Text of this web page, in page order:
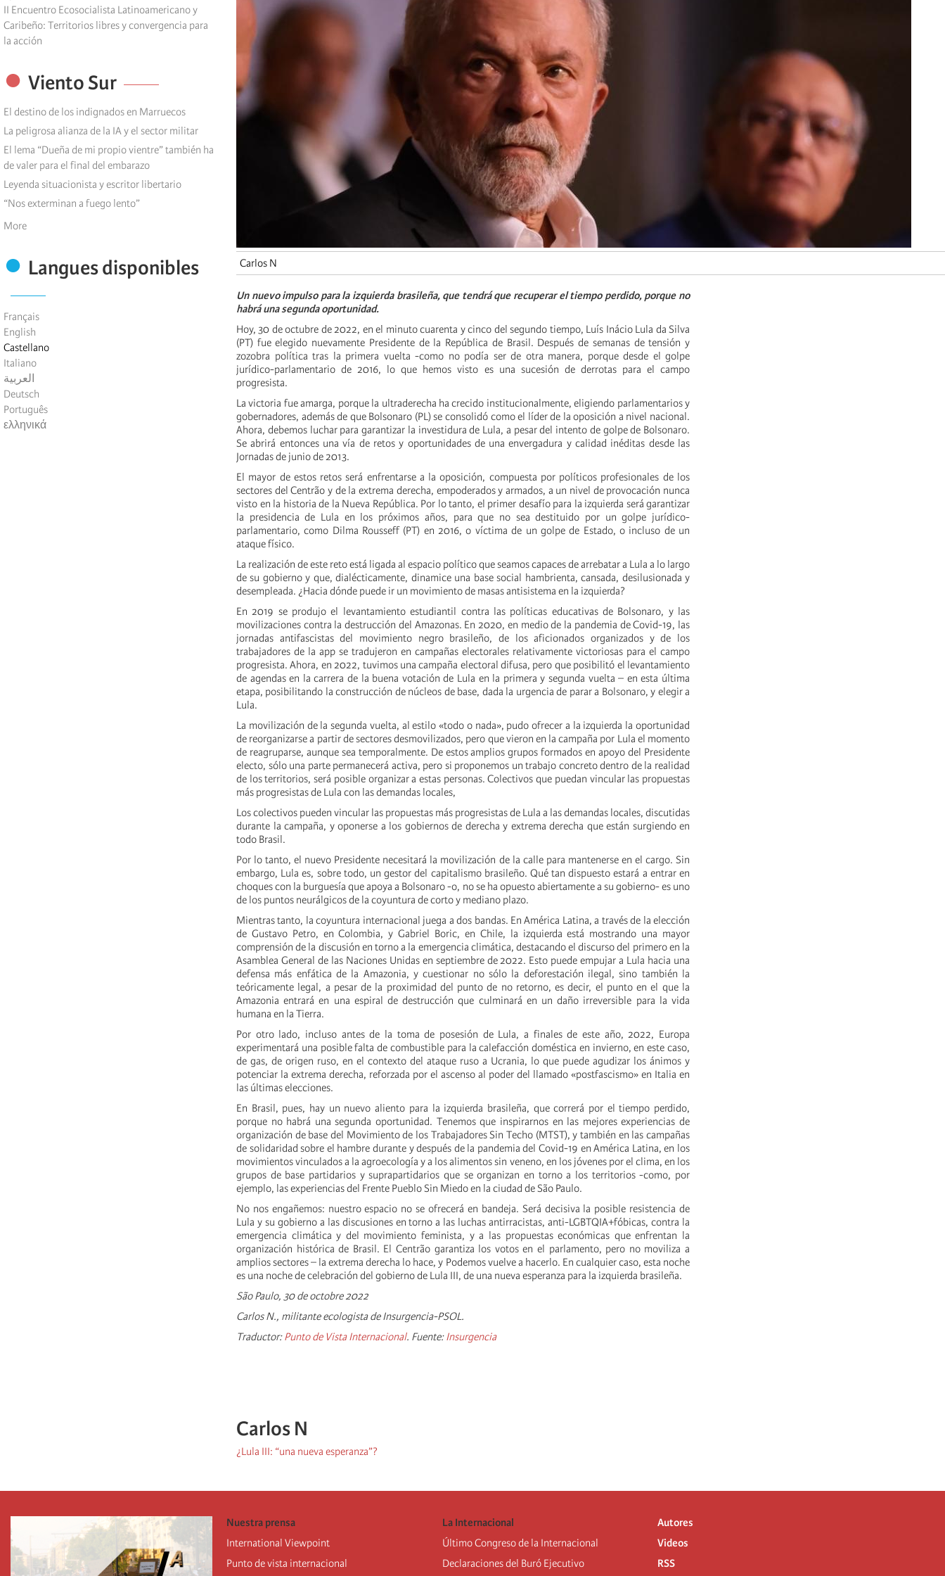
II Encuentro Ecosocialista Latinoamericano y
Caribeño: Territorios libres y convergencia para
la acción
Viento Sur
El destino de los indignados en Marruecos
La peligrosa alianza de la IA y el sector militar
El lema “Dueña de mi propio vientre” también ha
de valer para el final del embarazo
Leyenda situacionista y escritor libertario
“Nos exterminan a fuego lento”
More
Langues disponibles
Français
English
Castellano
Italiano
العربية
Deutsch
Português
ελληνικά
Carlos N
Un nuevo impulso para la izquierda brasileña, que tendrá que recuperar el tiempo perdido, porque no
habrá una segunda oportunidad.
Hoy, 30 de octubre de 2022, en el minuto cuarenta y cinco del segundo tiempo, Luís Inácio Lula da Silva
(PT) fue elegido nuevamente Presidente de la República de Brasil. Después de semanas de tensión y
zozobra política tras la primera vuelta -como no podía ser de otra manera, porque desde el golpe
jurídico-parlamentario de 2016, lo que hemos visto es una sucesión de derrotas para el campo
progresista.
La victoria fue amarga, porque la ultraderecha ha crecido institucionalmente, eligiendo parlamentarios y
gobernadores, además de que Bolsonaro (PL) se consolidó como el líder de la oposición a nivel nacional.
Ahora, debemos luchar para garantizar la investidura de Lula, a pesar del intento de golpe de Bolsonaro.
Se abrirá entonces una vía de retos y oportunidades de una envergadura y calidad inéditas desde las
Jornadas de junio de 2013.
El mayor de estos retos será enfrentarse a la oposición, compuesta por políticos profesionales de los
sectores del Centrão y de la extrema derecha, empoderados y armados, a un nivel de provocación nunca
visto en la historia de la Nueva República. Por lo tanto, el primer desafío para la izquierda será garantizar
la presidencia de Lula en los próximos años, para que no sea destituido por un golpe jurídico-
parlamentario, como Dilma Rousseff (PT) en 2016, o víctima de un golpe de Estado, o incluso de un
ataque físico.
La realización de este reto está ligada al espacio político que seamos capaces de arrebatar a Lula a lo largo
de su gobierno y que, dialécticamente, dinamice una base social hambrienta, cansada, desilusionada y
desempleada. ¿Hacia dónde puede ir un movimiento de masas antisistema en la izquierda?
En 2019 se produjo el levantamiento estudiantil contra las políticas educativas de Bolsonaro, y las
movilizaciones contra la destrucción del Amazonas. En 2020, en medio de la pandemia de Covid-19, las
jornadas antifascistas del movimiento negro brasileño, de los aficionados organizados y de los
trabajadores de la app se tradujeron en campañas electorales relativamente victoriosas para el campo
progresista. Ahora, en 2022, tuvimos una campaña electoral difusa, pero que posibilitó el levantamiento
de agendas en la carrera de la buena votación de Lula en la primera y segunda vuelta – en esta última
etapa, posibilitando la construcción de núcleos de base, dada la urgencia de parar a Bolsonaro, y elegir a
Lula.
La movilización de la segunda vuelta, al estilo «todo o nada», pudo ofrecer a la izquierda la oportunidad
de reorganizarse a partir de sectores desmovilizados, pero que vieron en la campaña por Lula el momento
de reagruparse, aunque sea temporalmente. De estos amplios grupos formados en apoyo del Presidente
electo, sólo una parte permanecerá activa, pero si proponemos un trabajo concreto dentro de la realidad
de los territorios, será posible organizar a estas personas. Colectivos que puedan vincular las propuestas
más progresistas de Lula con las demandas locales,
Los colectivos pueden vincular las propuestas más progresistas de Lula a las demandas locales, discutidas
durante la campaña, y oponerse a los gobiernos de derecha y extrema derecha que están surgiendo en
todo Brasil.
Por lo tanto, el nuevo Presidente necesitará la movilización de la calle para mantenerse en el cargo. Sin
embargo, Lula es, sobre todo, un gestor del capitalismo brasileño. Qué tan dispuesto estará a entrar en
choques con la burguesía que apoya a Bolsonaro -o, no se ha opuesto abiertamente a su gobierno- es uno
de los puntos neurálgicos de la coyuntura de corto y mediano plazo.
Mientras tanto, la coyuntura internacional juega a dos bandas. En América Latina, a través de la elección
de Gustavo Petro, en Colombia, y Gabriel Boric, en Chile, la izquierda está mostrando una mayor
comprensión de la discusión en torno a la emergencia climática, destacando el discurso del primero en la
Asamblea General de las Naciones Unidas en septiembre de 2022. Esto puede empujar a Lula hacia una
defensa más enfática de la Amazonia, y cuestionar no sólo la deforestación ilegal, sino también la
teóricamente legal, a pesar de la proximidad del punto de no retorno, es decir, el punto en el que la
Amazonia entrará en una espiral de destrucción que culminará en un daño irreversible para la vida
humana en la Tierra.
Por otro lado, incluso antes de la toma de posesión de Lula, a finales de este año, 2022, Europa
experimentará una posible falta de combustible para la calefacción doméstica en invierno, en este caso,
de gas, de origen ruso, en el contexto del ataque ruso a Ucrania, lo que puede agudizar los ánimos y
potenciar la extrema derecha, reforzada por el ascenso al poder del llamado «postfascismo» en Italia en
las últimas elecciones.
En Brasil, pues, hay un nuevo aliento para la izquierda brasileña, que correrá por el tiempo perdido,
porque no habrá una segunda oportunidad. Tenemos que inspirarnos en las mejores experiencias de
organización de base del Movimiento de los Trabajadores Sin Techo (MTST), y también en las campañas
de solidaridad sobre el hambre durante y después de la pandemia del Covid-19 en América Latina, en los
movimientos vinculados a la agroecología y a los alimentos sin veneno, en los jóvenes por el clima, en los
grupos de base partidarios y suprapartidarios que se organizan en torno a los territorios -como, por
ejemplo, las experiencias del Frente Pueblo Sin Miedo en la ciudad de São Paulo.
No nos engañemos: nuestro espacio no se ofrecerá en bandeja. Será decisiva la posible resistencia de
Lula y su gobierno a las discusiones en torno a las luchas antirracistas, anti-LGBTQIA+fóbicas, contra la
emergencia climática y del movimiento feminista, y a las propuestas económicas que enfrentan la
organización histórica de Brasil. El Centrão garantiza los votos en el parlamento, pero no moviliza a
amplios sectores – la extrema derecha lo hace, y Podemos vuelve a hacerlo. En cualquier caso, esta noche
es una noche de celebración del gobierno de Lula III, de una nueva esperanza para la izquierda brasileña.
São Paulo, 30 de octobre 2022
Carlos N., militante ecologista de Insurgencia-PSOL.
Traductor:Punto de Vista Internacional. Fuente:Insurgencia
Carlos N
¿Lula III: “una nueva esperanza”?
Nuestra prensa
International Viewpoint
Punto de vista internacional
La Internacional
Último Congreso de la Internacional
Declaraciones del Buró Ejecutivo
Autores
Videos
RSS